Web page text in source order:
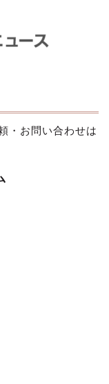
・お問い合わせは